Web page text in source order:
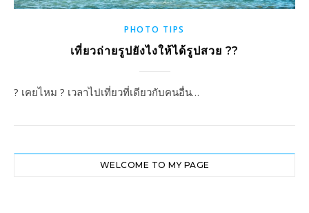
PHOTO TIPS
เที่ยวถ่ายรูปยังไงให้ได้รูปสวย ??
? เคยไหม ? เวลาไปเที่ยวที่เดียวกับคนอื่น…
WELCOME TO MY PAGE